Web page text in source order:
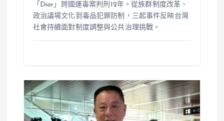
「Dior」跨國運毒案判刑12年。從族群制度改革、
政治議場文化到毒品犯罪防制，三起事件反映台灣
社會持續面對制度調整與公共治理挑戰。